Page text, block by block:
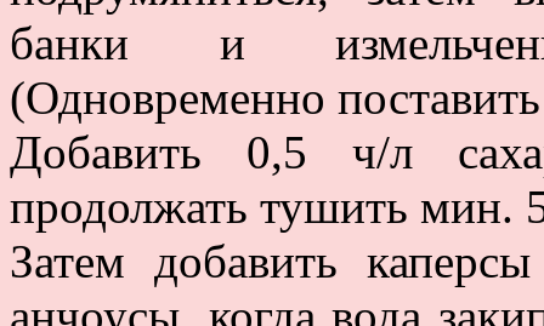
банки и
(Одновременно
Добавить 0,5 ч/л
продолжать тушить мин.
Затем добавить
анчоусы, когда вода